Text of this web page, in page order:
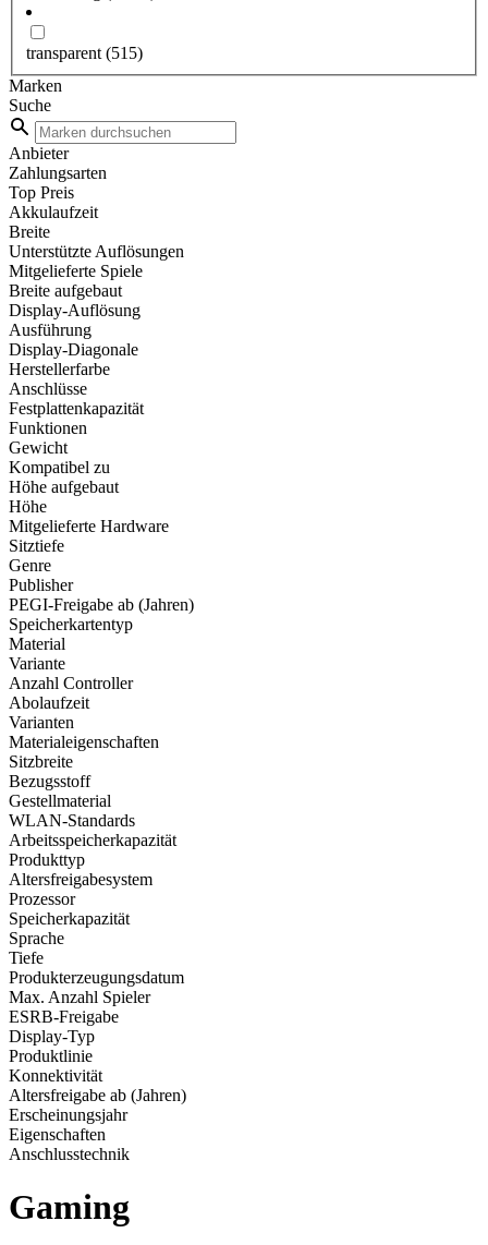
transparent (515)
Marken
Suche
Anbieter
Zahlungsarten
Top Preis
Akkulaufzeit
Breite
Unterstützte Auflösungen
Mitgelieferte Spiele
Breite aufgebaut
Display-Auflösung
Ausführung
Display-Diagonale
Herstellerfarbe
Anschlüsse
Festplattenkapazität
Funktionen
Gewicht
Kompatibel zu
Höhe aufgebaut
Höhe
Mitgelieferte Hardware
Sitztiefe
Genre
Publisher
PEGI-Freigabe ab (Jahren)
Speicherkartentyp
Material
Variante
Anzahl Controller
Abolaufzeit
Varianten
Materialeigenschaften
Sitzbreite
Bezugsstoff
Gestellmaterial
WLAN-Standards
Arbeitsspeicherkapazität
Produkttyp
Altersfreigabesystem
Prozessor
Speicherkapazität
Sprache
Tiefe
Produkterzeugungsdatum
Max. Anzahl Spieler
ESRB-Freigabe
Display-Typ
Produktlinie
Konnektivität
Altersfreigabe ab (Jahren)
Erscheinungsjahr
Eigenschaften
Anschlusstechnik
Gaming